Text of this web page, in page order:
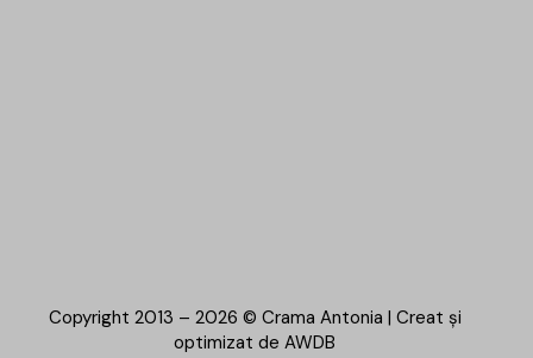
Copyright 2013 – 2026 © Crama Antonia | Creat și
optimizat de AWDB